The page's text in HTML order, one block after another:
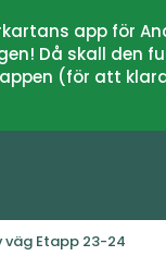
app för
Då skall den
(för att
Etapp 23-24